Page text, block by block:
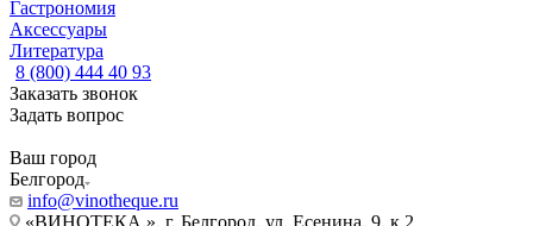
Гастрономия
Аксессуары
Литература
8 (800) 444 40 93
Заказать звонок
Задать вопрос
Ваш город
Белгород
info@vinotheque.ru
«ВИНОТЕКА.», г. Белгород, ул. Есенина, 9, к 2